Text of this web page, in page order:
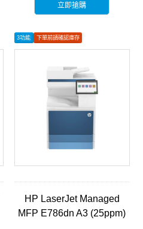
立即搶購
3功能
下單前請確認庫存
如有安裝需求請聯繫客服
HP LaserJet Managed
MFP E786dn A3 (25ppm)